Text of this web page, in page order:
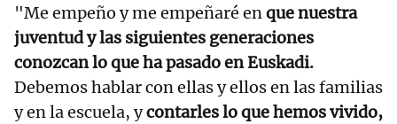
"Me empeño y me empeñaré enque nuestra
juventud y las siguientes generaciones
conozcan lo que ha pasado en Euskadi.
Debemos hablar con ellas y ellos en las familias
y en la escuela, ycontarles lo que hemos vivido,